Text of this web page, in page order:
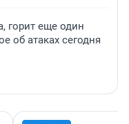
горит еще один
об атаках сегодня